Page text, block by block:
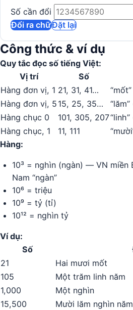
tính
Số cần đổi
Đổi ra chữĐặt lại
Công thức & ví dụ
Quy tắc đọc số tiếng Việt:
Vị trí
Số
Hàng đơn vị, 1 21, 31, 41…
Hàng đơn vị, 5 15, 25, 35…
Hàng chục 0
101, 305, 207
Hàng chục, 1
11, 111
Hàng:
10³ = nghìn (ngàn) — VN miền
Nam “ngàn”
10⁶ = triệu
10⁹ = tỷ (tỉ)
10¹² = nghìn tỷ
Ví dụ:
Số
21
Hai mươi mốt
105
Một trăm linh năm
1,000
Một nghìn
15,500
Mười lăm nghìn